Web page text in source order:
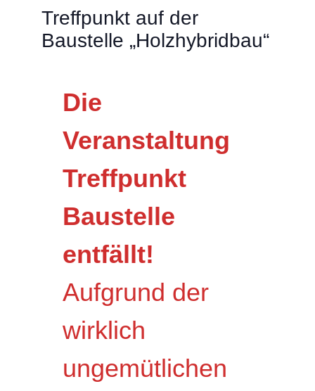
Treffpunkt auf der
Baustelle „Holzhybridbau“
Die
Veranstaltung
Treffpunkt
Baustelle
entfällt!
Aufgrund der
wirklich
ungemütlichen